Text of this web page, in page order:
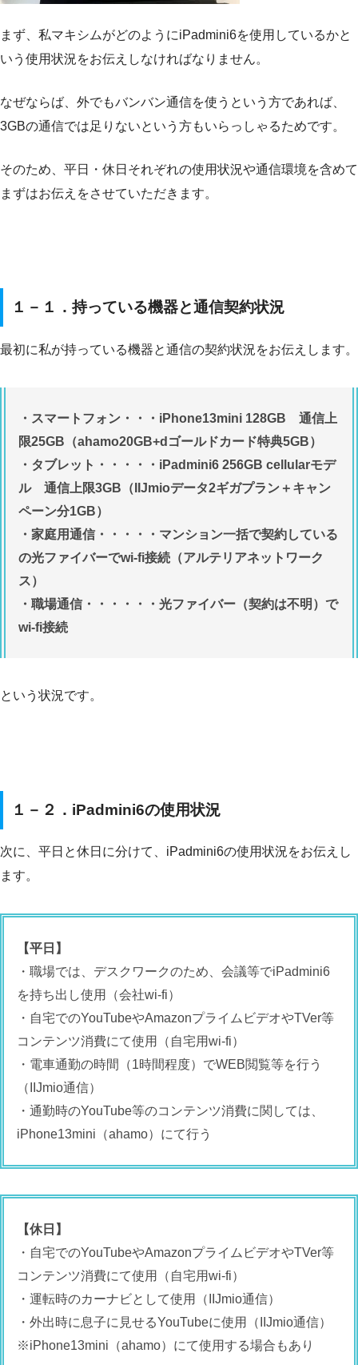
まず、私マキシムがどのようにiPadmini6を使用しているかと
いう使用状況をお伝えしなければなりません。
なぜならば、外でもバンバン通信を使うという方であれば、
3GBの通信では足りないという方もいらっしゃるためです。
そのため、平日・休日それぞれの使用状況や通信環境を含めて
まずはお伝えをさせていただきます。
１－１．持っている機器と通信契約状況
最初に私が持っている機器と通信の契約状況をお伝えします。
・スマートフォン・・・iPhone13mini 128GB 通信上
限25GB（ahamo20GB+dゴールドカード特典5GB）
・タブレット・・・・・iPadmini6 256GB cellularモデ
ル 通信上限3GB（IIJmioデータ2ギガプラン＋キャン
ペーン分1GB）
・家庭用通信・・・・・マンション一括で契約している
の光ファイバーでwi-fi接続（アルテリアネットワーク
ス）
・職場通信・・・・・・光ファイバー（契約は不明）で
wi-fi接続
という状況です。
１－２．iPadmini6の使用状況
次に、平日と休日に分けて、iPadmini6の使用状況をお伝えし
ます。
【平日】
・職場では、デスクワークのため、会議等でiPadmini6
を持ち出し使用（会社wi-fi）
・自宅でのYouTubeやAmazonプライムビデオやTVer等
コンテンツ消費にて使用（自宅用wi-fi）
・電車通勤の時間（1時間程度）でWEB閲覧等を行う
（IIJmio通信）
・通勤時のYouTube等のコンテンツ消費に関しては、
iPhone13mini（ahamo）にて行う
【休日】
・自宅でのYouTubeやAmazonプライムビデオやTVer等
コンテンツ消費にて使用（自宅用wi-fi）
・運転時のカーナビとして使用（IIJmio通信）
・外出時に息子に見せるYouTubeに使用（IIJmio通信）
※iPhone13mini（ahamo）にて使用する場合もあり